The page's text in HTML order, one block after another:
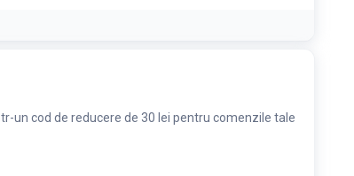
un cod de reducere de 30 lei pentru comenzile tale